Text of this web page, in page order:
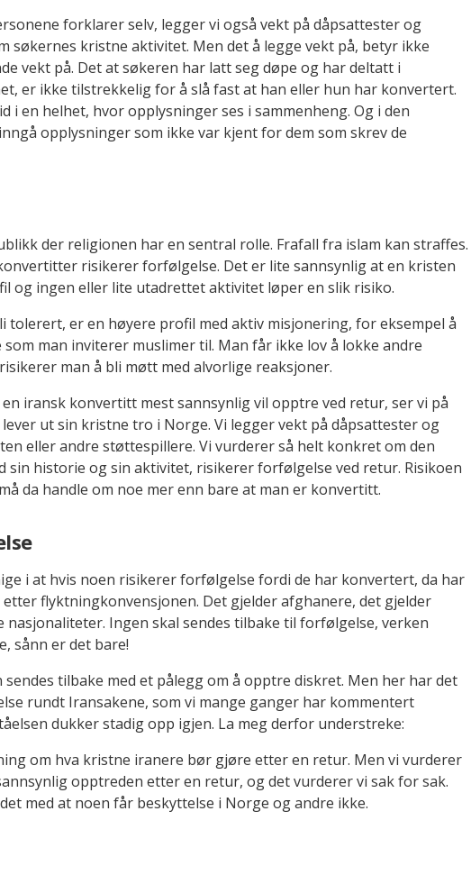
forklarer selv, legger vi også vekt på dåpsattester og
søkernes kristne aktivitet. Men det å legge vekt på, betyr ikke
vekt på. Det at søkeren har latt seg døpe og har deltatt i
er ikke tilstrekkelig for å slå fast at han eller hun har konvertert.
i en helhet, hvor opplysninger ses i sammenheng. Og i den
opplysninger som ikke var kjent for dem som skrev de
der religionen har en sentral rolle. Frafall fra islam kan straffes.
risikerer forfølgelse. Det er lite sannsynlig at en kristen
og ingen eller lite utadrettet aktivitet løper en slik risiko.
tolerert, er en høyere profil med aktiv misjonering, for eksempel å
man inviterer muslimer til. Man får ikke lov å lokke andre
man å bli møtt med alvorlige reaksjoner.
iransk konvertitt mest sannsynlig vil opptre ved retur, ser vi på
ut sin kristne tro i Norge. Vi legger vekt på dåpsattester og
eller andre støttespillere. Vi vurderer så helt konkret om den
sin historie og sin aktivitet, risikerer forfølgelse ved retur. Risikoen
da handle om noe mer enn bare at man er konvertitt.
i at hvis noen risikerer forfølgelse fordi de har konvertert, da har
flyktningkonvensjonen. Det gjelder afghanere, det gjelder
nasjonaliteter. Ingen skal sendes tilbake til forfølgelse, verken
sånn er det bare!
tilbake med et pålegg om å opptre diskret. Men her har det
rundt Iransakene, som vi mange ganger har kommentert
dukker stadig opp igjen. La meg derfor understreke:
om hva kristne iranere bør gjøre etter en retur. Men vi vurderer
opptreden etter en retur, og det vurderer vi sak for sak.
med at noen får beskyttelse i Norge og andre ikke.